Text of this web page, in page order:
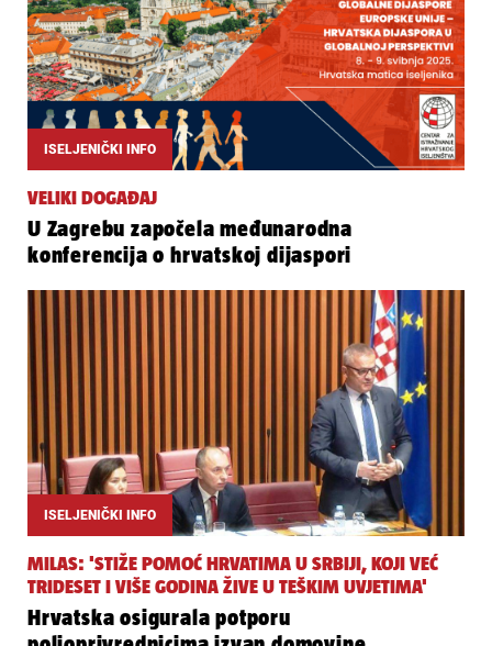
ISELJENIČKI INFO
VELIKI DOGAĐAJ
U Zagrebu započela međunarodna
konferencija o hrvatskoj dijaspori
ISELJENIČKI INFO
MILAS: 'STIŽE POMOĆ HRVATIMA U SRBIJI, KOJI VEĆ
TRIDESET I VIŠE GODINA ŽIVE U TEŠKIM UVJETIMA'
Hrvatska osigurala potporu